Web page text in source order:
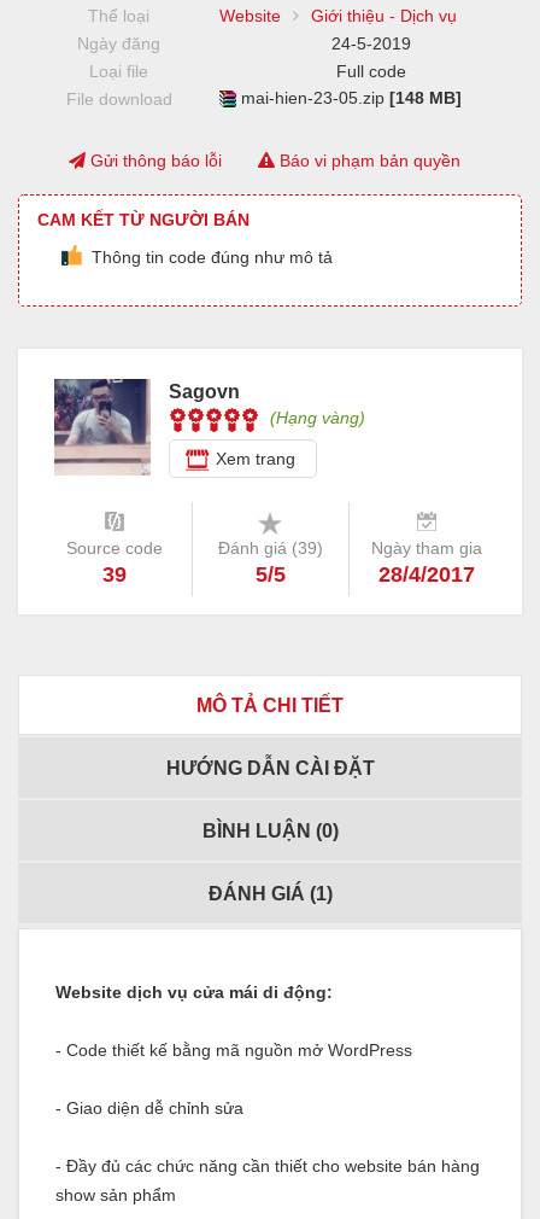
Thể loại
Website
Giới thiệu - Dịch vụ
Ngày đăng
24-5-2019
Loại file
Full code
File download
mai-hien-23-05.zip[148 MB]
Gửi thông báo lỗi Báo vi phạm bản quyền
CAM KẾT TỪ NGƯỜI BÁN
Thông tin code đúng như mô tả
Sagovn
(Hạng vàng)
Xem trang
Source code
39
Đánh giá (39)
5/5
Ngày tham gia
28/4/2017
MÔ TẢ CHI TIẾT
HƯỚNG DẪN CÀI ĐẶT
BÌNH LUẬN (0)
ĐÁNH GIÁ (1)
Website dịch vụ cửa mái di động:
- Code thiết kế bằng mã nguồn mở WordPress
- Giao diện dễ chỉnh sửa
- Đầy đủ các chức năng cần thiết cho website bán hàng
show sản phẩm